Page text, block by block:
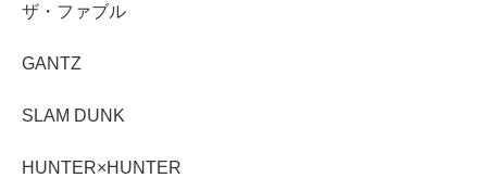
ザ・ファブル
GANTZ
SLAM DUNK
HUNTER×HUNTER